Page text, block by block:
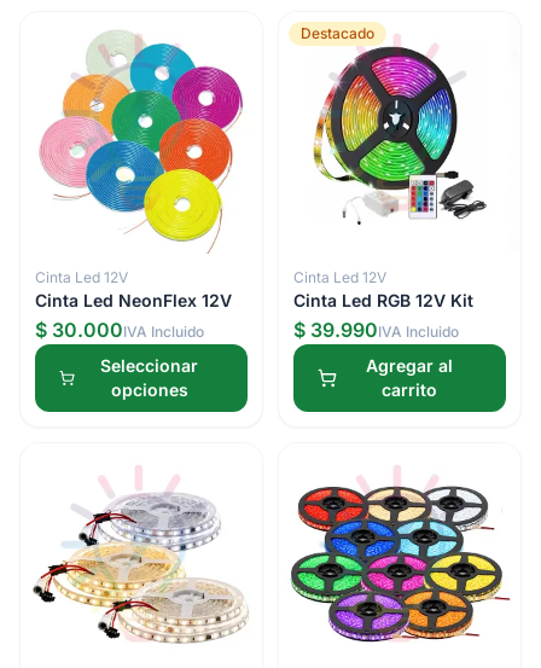
Cinta Led 12V
Cinta Led NeonFlex 12V
$ 30.000IVA Incluido
Seleccionar
opciones
Destacado
Cinta Led 12V
Cinta Led RGB 12V Kit
$ 39.990IVA Incluido
Agregar al
carrito